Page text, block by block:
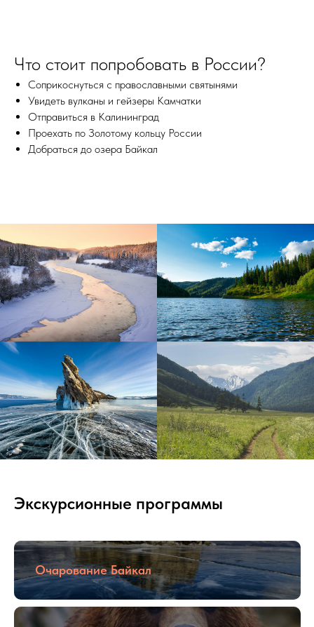
Что стоит попробовать в России?
Соприкоснуться с православными святынями
Увидеть вулканы и гейзеры Камчатки
Отправиться в Калининград
Проехать по Золотому кольцу России
Добраться до озера Байкал
Экскурсионные программы
Очарование Байкал